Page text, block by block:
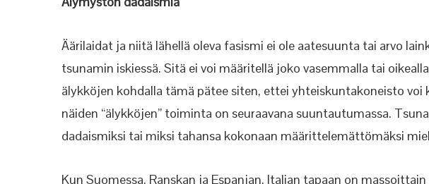
Äärilaidat ja niitä lähellä oleva fasismi ei ole aatesuunta tai arvo
tsunamin iskiessä. Sitä ei voi määritellä joko vasemmalla tai
älykköjen kohdalla tämä pätee siten, ettei yhteiskuntakoneisto voi
näiden “älykköjen” toiminta on seuraavana suuntautumassa.
dadaismiksi tai miksi tahansa kokonaan määrittelemättömäksi
Kun Suomessa, Ranskan ja Espanjan, Italian tapaan on